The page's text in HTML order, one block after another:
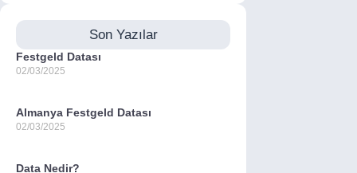
Son Yazılar
Festgeld Datası
02/03/2025
Almanya Festgeld Datası
02/03/2025
Data Nedir?